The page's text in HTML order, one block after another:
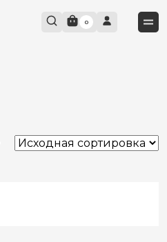
0